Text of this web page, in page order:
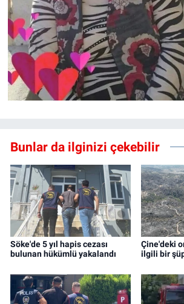
Bunlar da ilginizi çekebilir
Söke'de 5 yıl hapis cezası
bulunan hükümlü yakalandı
Çine'deki
ilgili bir